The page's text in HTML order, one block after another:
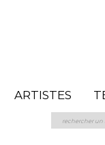
ARTISTES